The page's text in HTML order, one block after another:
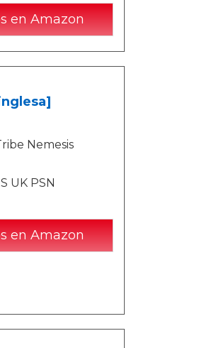
en Amazon
Nemesis
UK PSN
en Amazon